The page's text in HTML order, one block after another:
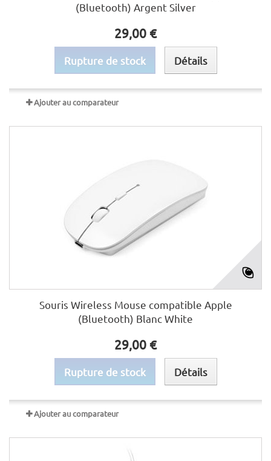
(Bluetooth) Argent Silver
29,00 €
Rupture de stock Détails
Ajouter au comparateur
Souris Wireless Mouse compatible Apple
(Bluetooth) Blanc White
29,00 €
Rupture de stock Détails
Ajouter au comparateur